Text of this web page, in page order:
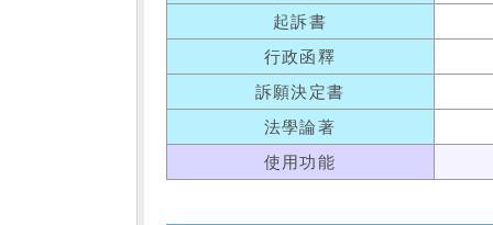
起訴書
行政函釋
訴願決定書
法學論著
使用功能